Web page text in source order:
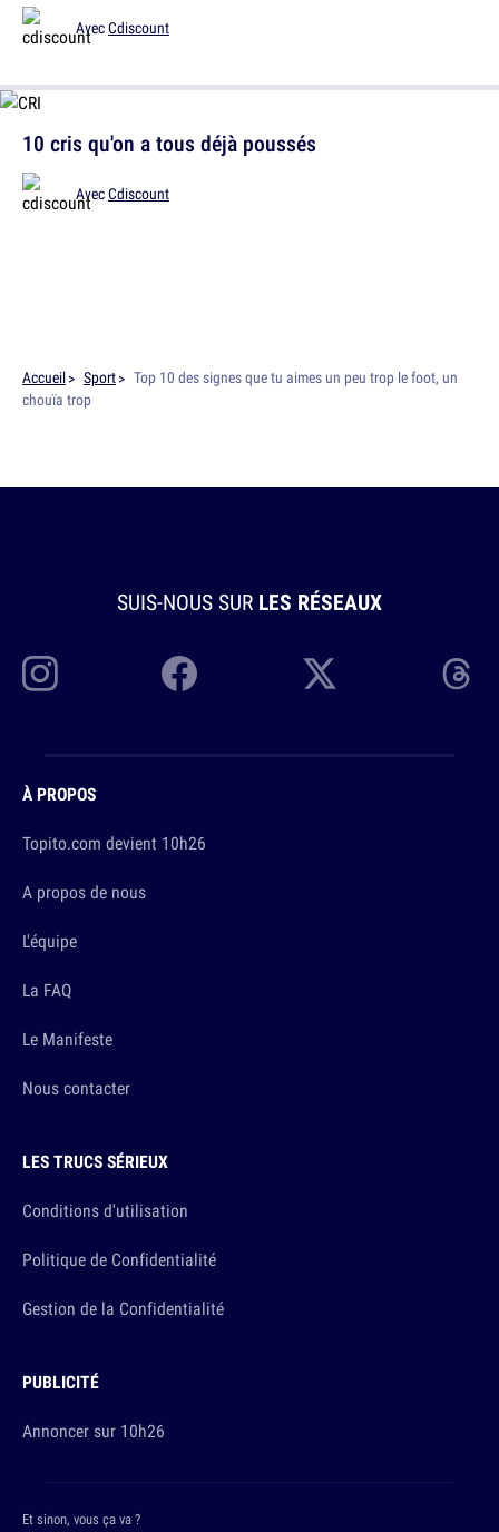
AvecCdiscount
10 cris qu'on a tous déjà poussés
AvecCdiscount
Accueil Sport
Top 10 des signes que tu aimes un peu trop le foot, un
chouïa trop
SUIS-NOUS SUR LES RÉSEAUX
À PROPOS
Topito.com devient 10h26
A propos de nous
L'équipe
La FAQ
Le Manifeste
Nous contacter
LES TRUCS SÉRIEUX
Conditions d'utilisation
Politique de Confidentialité
Gestion de la Confidentialité
PUBLICITÉ
Annoncer sur 10h26
Et sinon, vous ça va ?